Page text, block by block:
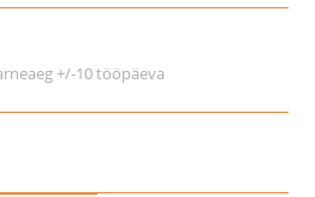
+/-10 tööpäeva